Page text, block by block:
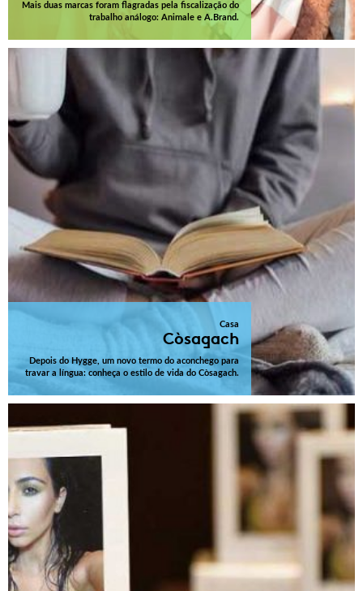
Mais duas marcas foram flagradas pela fiscalização do
trabalho análogo: Animale e A.Brand.
Casa
Còsagach
Depois do Hygge, um novo termo do aconchego para
travar a língua: conheça o estilo de vida do Còsagach.